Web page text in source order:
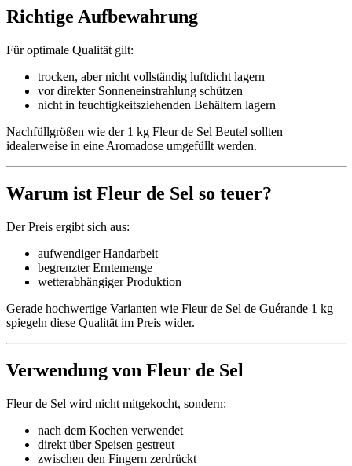
Richtige Aufbewahrung
Für optimale Qualität gilt:
trocken, aber nicht vollständig luftdicht lagern
vor direkter Sonneneinstrahlung schützen
nicht in feuchtigkeitsziehenden Behältern lagern
Nachfüllgrößen wie der 1 kg Fleur de Sel Beutel sollten
idealerweise in eine Aromadose umgefüllt werden.
Warum ist Fleur de Sel so teuer?
Der Preis ergibt sich aus:
aufwendiger Handarbeit
begrenzter Erntemenge
wetterabhängiger Produktion
Gerade hochwertige Varianten wie Fleur de Sel de Guérande 1 kg
spiegeln diese Qualität im Preis wider.
Verwendung von Fleur de Sel
Fleur de Sel wird nicht mitgekocht, sondern:
nach dem Kochen verwendet
direkt über Speisen gestreut
zwischen den Fingern zerdrückt